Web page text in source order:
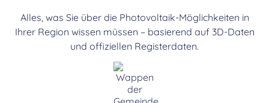
Alles, was Sie über die Photovoltaik-Möglichkeiten in
Ihrer Region wissen müssen – basierend auf 3D-Daten
und offiziellen Registerdaten.